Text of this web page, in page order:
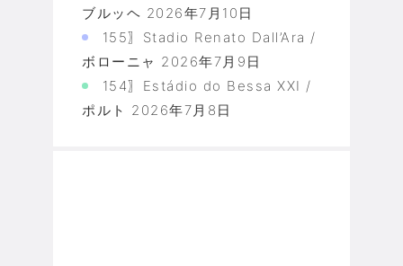
ブルッヘ 2026年7月10日
155〗Stadio Renato Dall’Ara /
ボローニャ 2026年7月9日
154〗Estádio do Bessa XXI /
ポルト 2026年7月8日